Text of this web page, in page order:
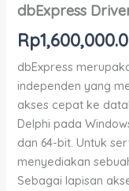
dbExpress
Rp
dbExpress
independen yang
akses cepat ke
Delphi pada
dan 64-bit. Untuk
menyediakan
Sebagai lapisan